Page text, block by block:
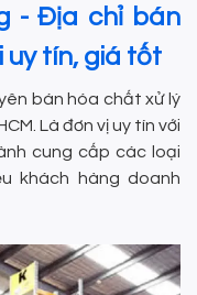
- Địa chỉ bán
uy tín, giá tốt
bán hóa chất xử lý
Là đơn vị uy tín với
cung cấp các loại
khách hàng doanh